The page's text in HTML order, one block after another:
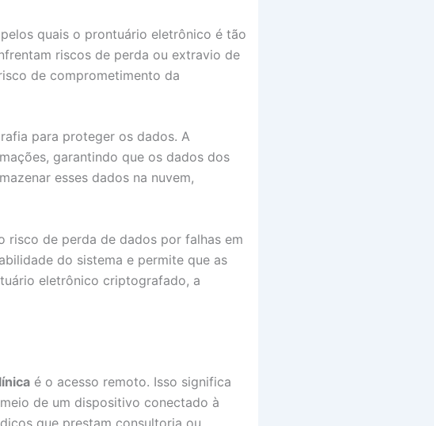
quais o prontuário eletrônico é tão
riscos de perda ou extravio de
de comprometimento da
para proteger os dados. A
garantindo que os dados dos
esses dados na nuvem,
risco de perda de dados por falhas em
do sistema e permite que as
eletrônico criptografado, a
é o acesso remoto. Isso significa
de um dispositivo conectado à
que prestam consultoria ou